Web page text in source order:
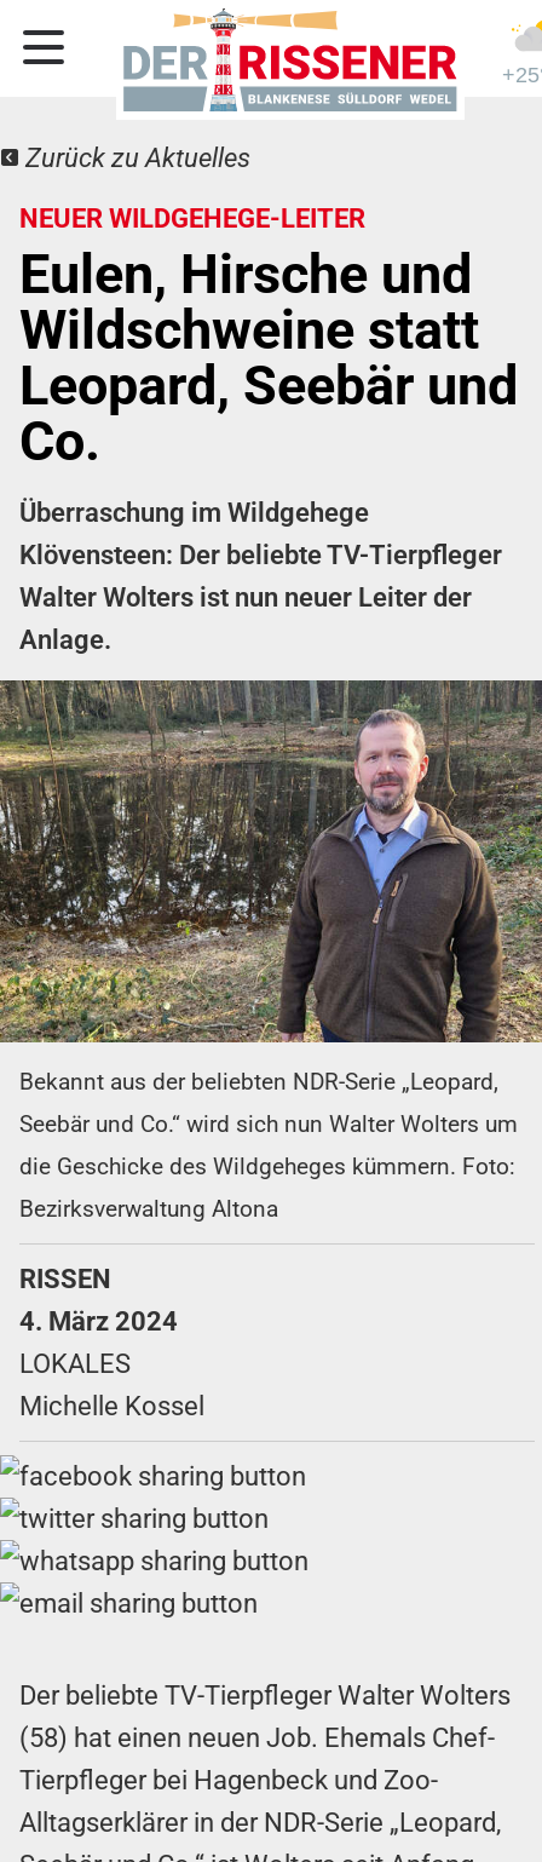
Zurück zu Aktuelles
NEUER WILDGEHEGE-LEITER
Eulen, Hirsche und
Wildschweine statt
Leopard, Seebär und
Co.
Überraschung im Wildgehege
Klövensteen: Der beliebte TV-Tierpfleger
Walter Wolters ist nun neuer Leiter der
Anlage.
Bekannt aus der beliebten NDR-Serie „Leopard,
Seebär und Co.“ wird sich nun Walter Wolters um
die Geschicke des Wildgeheges kümmern. Foto:
Bezirksverwaltung Altona
RISSEN
4. März 2024
LOKALES
Michelle Kossel
Der beliebte TV-Tierpfleger Walter Wolters
(58) hat einen neuen Job. Ehemals Chef-
Tierpfleger bei Hagenbeck und Zoo-
Alltagserklärer in der NDR-Serie „Leopard,